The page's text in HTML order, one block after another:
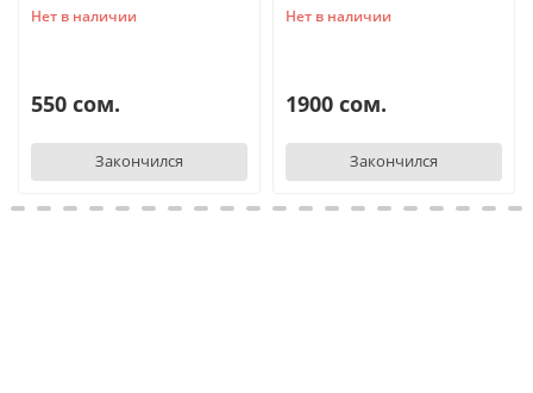
Нет в наличии
550 сом.
Закончился
Нет в наличии
1900 сом.
Закончился